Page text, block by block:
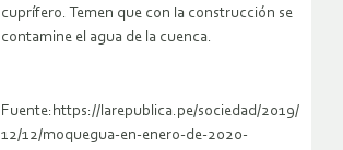
cuprífero. Temen que con la construcción se
contamine el agua de la cuenca.
Fuente:https://larepublica.pe/sociedad/2019/
12/12/moquegua-en-enero-de-2020-